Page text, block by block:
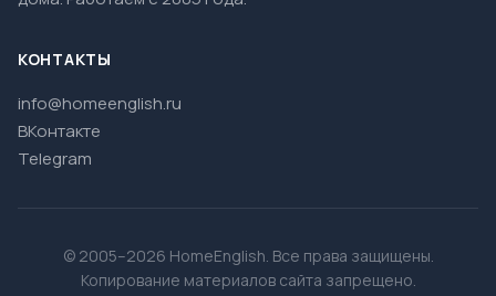
КОНТАКТЫ
info@homeenglish.ru
ВКонтакте
Telegram
© 2005–2026 HomeEnglish. Все права защищены.
Копирование материалов сайта запрещено.